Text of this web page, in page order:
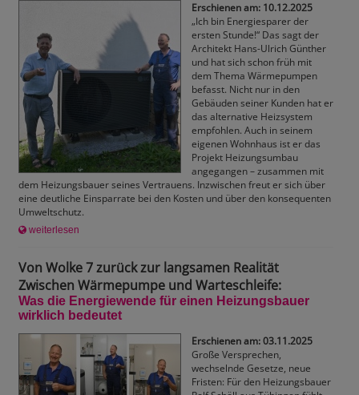
Erschienen am: 10.12.2025
„Ich bin Energiesparer der
ersten Stunde!“ Das sagt der
Architekt Hans-Ulrich Günther
und hat sich schon früh mit
dem Thema Wärmepumpen
befasst. Nicht nur in den
Gebäuden seiner Kunden hat er
das alternative Heizsystem
empfohlen. Auch in seinem
eigenen Wohnhaus ist er das
Projekt Heizungsumbau
angegangen – zusammen mit
dem Heizungsbauer seines Vertrauens. Inzwischen freut er sich über
eine deutliche Einsparrate bei den Kosten und über den konsequenten
Umweltschutz.
weiterlesen
Von Wolke 7 zurück zur langsamen Realität
Zwischen Wärmepumpe und Warteschleife:
Was die Energiewende für einen Heizungsbauer
wirklich bedeutet
Erschienen am: 03.11.2025
Große Versprechen,
wechselnde Gesetze, neue
Fristen: Für den Heizungsbauer